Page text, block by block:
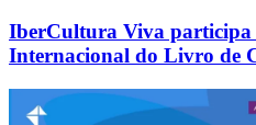
IberCultura Viva
Internacional do Livro de